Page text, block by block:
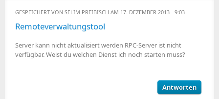
GESPEICHERT VON SELIM PREIBISCH AM 17. DEZEMBER 2013 - 9:03
Remoteverwaltungstool
Server kann nicht aktualisiert werden RPC-Server ist nicht
verfügbar. Weist du welchen Dienst ich noch starten muss?
Antworten